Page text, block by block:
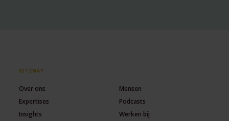
SITEMAP
Over ons
Mensen
Expertises
Podcasts
Insights
Werken bij